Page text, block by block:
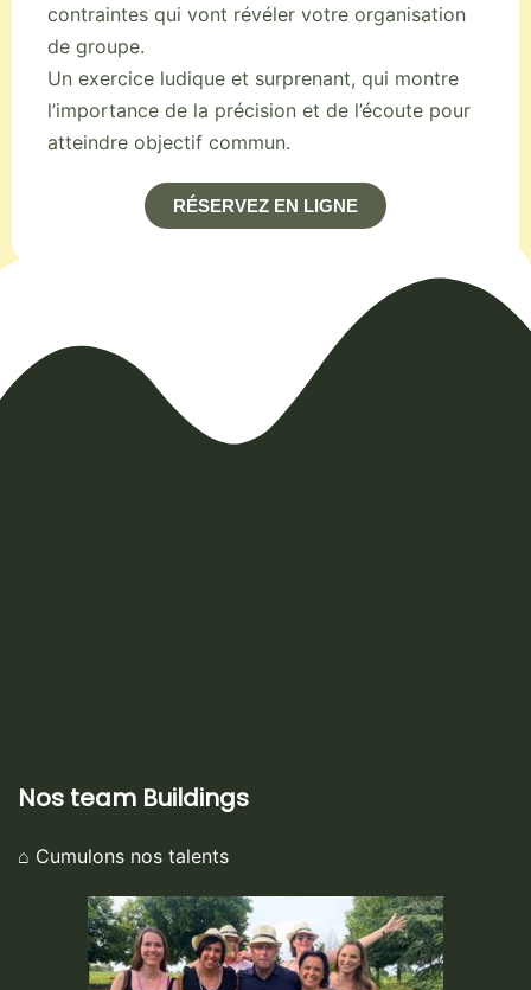
contraintes qui vont révéler votre organisation
de groupe.
Un exercice ludique et surprenant, qui montre
l’importance de la précision et de l’écoute pour
atteindre objectif commun.
RÉSERVEZ EN LIGNE
Nos team Buildings
⌂ Cumulons nos talents